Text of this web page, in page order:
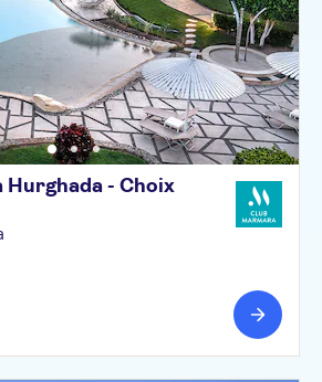
Hurghada - Choix